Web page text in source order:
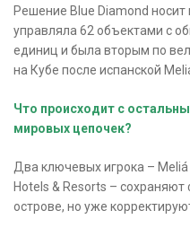
Решение Blue Diamond
управляла 62 объектами с
единиц и была вторым по
на Кубе после испанской
Что происходит с
мировых цепочек?
Два ключевых игрока –
Hotels & Resorts –
острове, но уже